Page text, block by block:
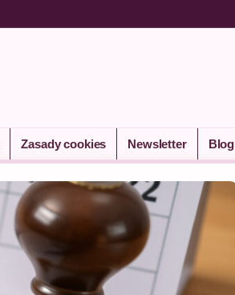
Zasady cookies Newsletter Blog